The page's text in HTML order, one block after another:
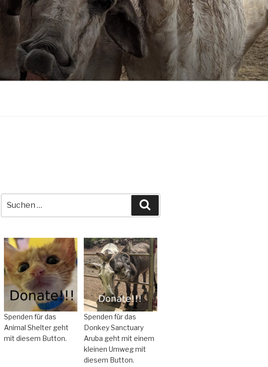
nach:
Spenden für das
Animal Shelter geht
mit diesem Button.
Spenden für das
Donkey Sanctuary
Aruba geht mit einem
kleinen Umweg mit
diesem Button.